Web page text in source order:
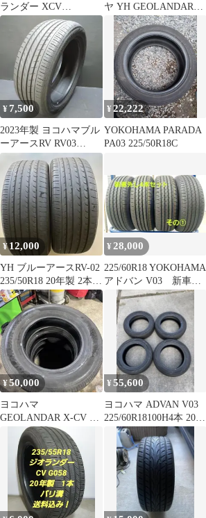
ランダー XCV
245/70R18
ヤ YH GEOLANDAR
225/55R18 4本
¥7,500
2023年製 ヨコハマブル
ーアースRV RV03
225/50Ｒ18 1本のみ
¥22,222
YOKOHAMA PARADA
PA03 225/50R18C
¥ 12,000
YH ブルーアースRV-02
235/50R18 20年製 2本セ
ット
¥ 28,000
225/60R18 YOKOHAMA
アドバン V03 新車外
し4本セットその①
¥50,000
ヨコハマ
GEOLANDAR X-CV 18
インチ タイヤ
¥55,600
ヨコハマ ADVAN V03
225/60R18100H4本 2024
年製バリ溝